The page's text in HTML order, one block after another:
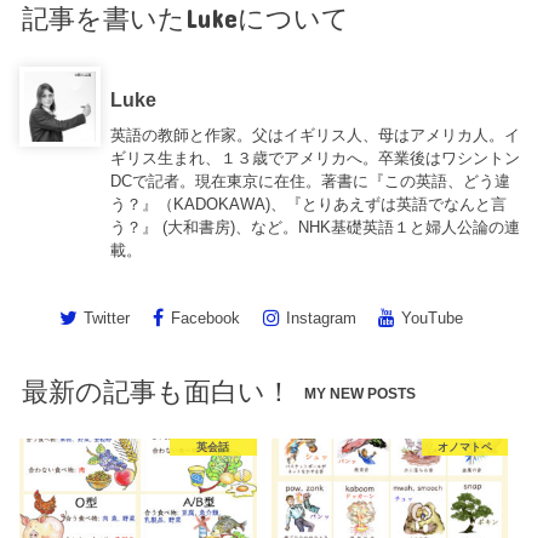
記事を書いたLukeについて
Luke
英語の教師と作家。父はイギリス人、母はアメリカ人。イ
ギリス生まれ、１３歳でアメリカへ。卒業後はワシントン
DCで記者。現在東京に在住。著書に『この英語、どう違
う？』（KADOKAWA)、『とりあえずは英語でなんと言
う？』 (大和書房)、など。NHK基礎英語１と婦人公論の連
載。
Twitter Facebook Instagram YouTube
最新の記事も面白い！ MY NEW POSTS
英会話 オノマトペ